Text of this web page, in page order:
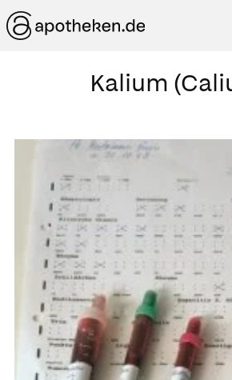
Kalium